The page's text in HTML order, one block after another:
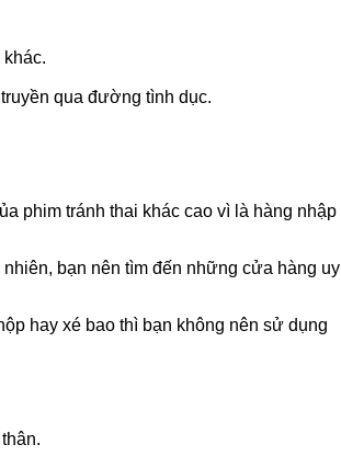
qua đường tình dục.
phim tránh thai khác cao vì là hàng nhập
bạn nên tìm đến những cửa hàng uy
hay xé bao thì bạn không nên sử dụng